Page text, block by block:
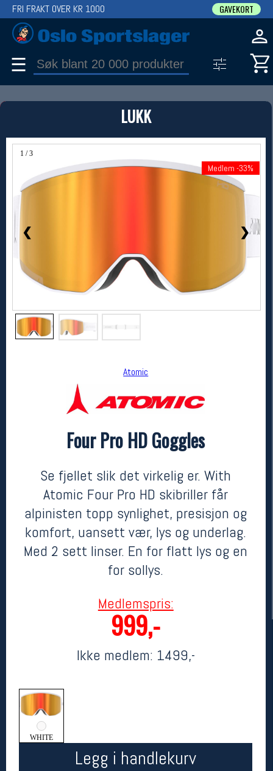
LUKK
1 / 3
❮ ❯
Medlem -33%
Atomic
Four Pro HD Goggles
Se fjellet slik det virkelig er. With
Atomic Four Pro HD skibriller får
alpinisten topp synlighet, presisjon og
komfort, uansett vær, lys og underlag.
Med 2 sett linser. En for flatt lys og en
for sollys.
Medlemspris:
999,-
Ikke medlem: 1499,-
WHITE
Legg i handlekurv
FRI FRAKT OVER KR 1000 GAVEKORT
☰
PRODUKT
Produkter (1)
Bruk filter til å spisse søket
Medlem -33%
Atomic
Four Pro HD Goggles
1499,- MEDLEM:999,-
Her finner du oss
Oslo Sportslager
Torggata 20
0183 Oslo
Telefon: 23 32 62 00
(telefontid man-fredag klokken 10-13)